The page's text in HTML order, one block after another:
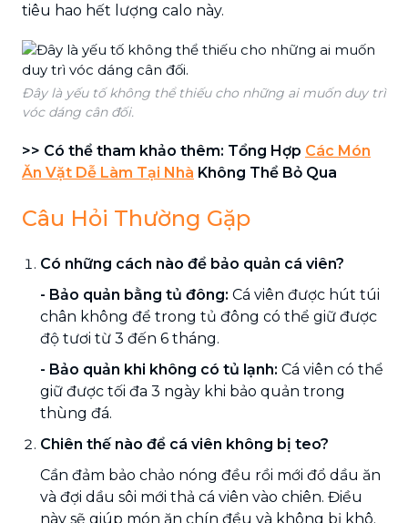
tiêu hao hết lượng calo này.
Đây là yếu tố không thể thiếu cho những ai muốn duy trì
vóc dáng cân đối.
>> Có thể tham khảo thêm: Tổng Hợp Các Món
Ăn Vặt Dễ Làm Tại Nhà Không Thể Bỏ Qua
Câu Hỏi Thường Gặp
Có những cách nào để bảo quản cá viên?
- Bảo quản bằng tủ đông: Cá viên được hút túi
chân không để trong tủ đông có thể giữ được
độ tươi từ 3 đến 6 tháng.
- Bảo quản khi không có tủ lạnh: Cá viên có thể
giữ được tối đa 3 ngày khi bảo quản trong
thùng đá.
Chiên thế nào để cá viên không bị teo?
Cần đảm bảo chảo nóng đều rồi mới đổ dầu ăn
và đợi dầu sôi mới thả cá viên vào chiên. Điều
này sẽ giúp món ăn chín đều và không bị khô.